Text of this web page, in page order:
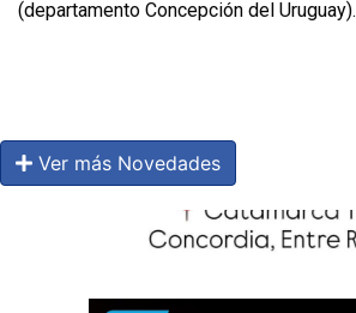
(departamento Concepción del Uruguay).
Ver más Novedades